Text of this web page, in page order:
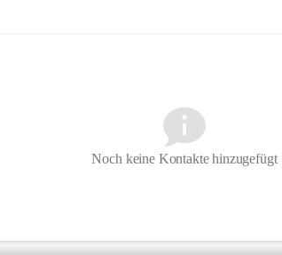
Noch keine Kontakte hinzugefügt